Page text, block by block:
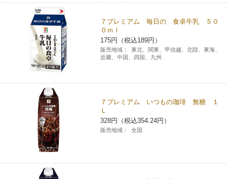
７プレミアム 毎日の 食卓牛乳 ５０
０ｍｌ
175円（税込189円）
販売地域：
東北、関東、甲信越、北陸、東海、
近畿、中国、四国、九州
７プレミアム いつもの珈琲 無糖 １
Ｌ
328円（税込354.24円）
販売地域： 全国